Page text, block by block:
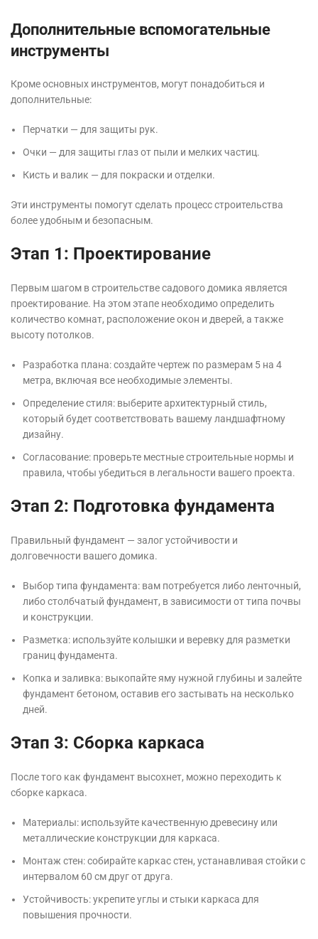
Дополнительные вспомогательные
инструменты
Кроме основных инструментов, могут понадобиться и
дополнительные:
Перчатки — для защиты рук.
Очки — для защиты глаз от пыли и мелких частиц.
Кисть и валик — для покраски и отделки.
Эти инструменты помогут сделать процесс строительства
более удобным и безопасным.
Этап 1: Проектирование
Первым шагом в строительстве садового домика является
проектирование. На этом этапе необходимо определить
количество комнат, расположение окон и дверей, а также
высоту потолков.
Разработка плана: создайте чертеж по размерам 5 на 4
метра, включая все необходимые элементы.
Определение стиля: выберите архитектурный стиль,
который будет соответствовать вашему ландшафтному
дизайну.
Согласование: проверьте местные строительные нормы и
правила, чтобы убедиться в легальности вашего проекта.
Этап 2: Подготовка фундамента
Правильный фундамент — залог устойчивости и
долговечности вашего домика.
Выбор типа фундамента: вам потребуется либо ленточный,
либо столбчатый фундамент, в зависимости от типа почвы
и конструкции.
Разметка: используйте колышки и веревку для разметки
границ фундамента.
Копка и заливка: выкопайте яму нужной глубины и залейте
фундамент бетоном, оставив его застывать на несколько
дней.
Этап 3: Сборка каркаса
После того как фундамент высохнет, можно переходить к
сборке каркаса.
Материалы: используйте качественную древесину или
металлические конструкции для каркаса.
Монтаж стен: собирайте каркас стен, устанавливая стойки с
интервалом 60 см друг от друга.
Устойчивость: укрепите углы и стыки каркаса для
повышения прочности.